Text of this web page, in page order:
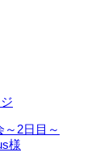
2日目～
様